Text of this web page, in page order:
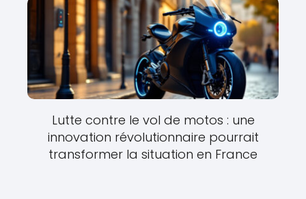
Lutte contre le vol de motos : une
innovation révolutionnaire pourrait
transformer la situation en France